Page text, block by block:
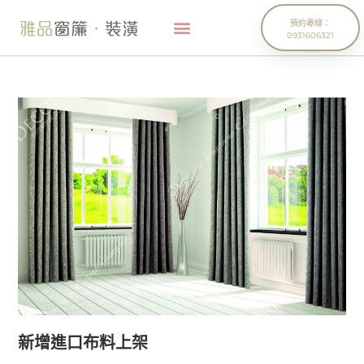
預約專線：
0931606321
新增進口布料上架